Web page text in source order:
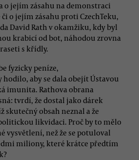
jejím zásahu na demonstraci
o jejím zásahu proti CzechTeku,
David Rath v okamžiku, kdy byl
krabicí od bot, náhodou zrovna
s křídly.
fyzicky peníze,
hodilo, aby se dala obejít Ústavou
imunita. Rathova obrana
tvrdí, že dostal jako dárek
skutečný obsah neznal a že
likvidaci. Proč by to mělo
vysvětlení, než že se potuloval
miliony, které krátce předtím